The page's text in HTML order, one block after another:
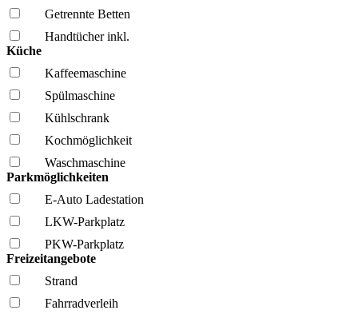
Getrennte Betten
Handtücher inkl.
Küche
Kaffee­maschine
Spül­maschine
Kühl­schrank
Kochmöglich­keit
Wasch­maschine
Parkmöglichkeiten
E-Auto Ladestation
LKW-Parkplatz
PKW-Parkplatz
Freizeitangebote
Strand
Fahrrad­verleih